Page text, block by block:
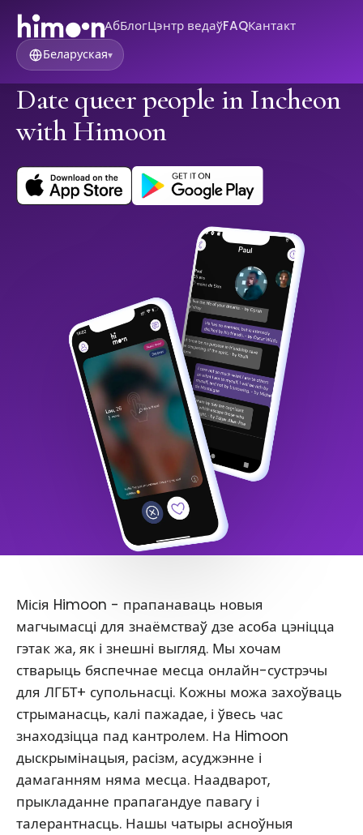
АбБлогЦэнтр ведаўFAQКантакт
Беларуская▾
Date queer people in Incheon
with Himoon
Місія Himoon - прапанаваць новыя
магчымасці для знаёмстваў дзе асоба цэніцца
гэтак жа, як і знешні выгляд. Мы хочам
стварыць бяспечнае месца онлайн-сустрэчы
для ЛГБТ+ супольнасці. Кожны можа захоўваць
стрыманасць, калі пажадае, і ўвесь час
знаходзіцца пад кантролем. На Himoon
дыскрымінацыя, расізм, асуджэнне і
дамаганням няма месца. Наадварот,
прыкладанне прапагандуе павагу і
талерантнасць. Нашы чатыры асноўныя